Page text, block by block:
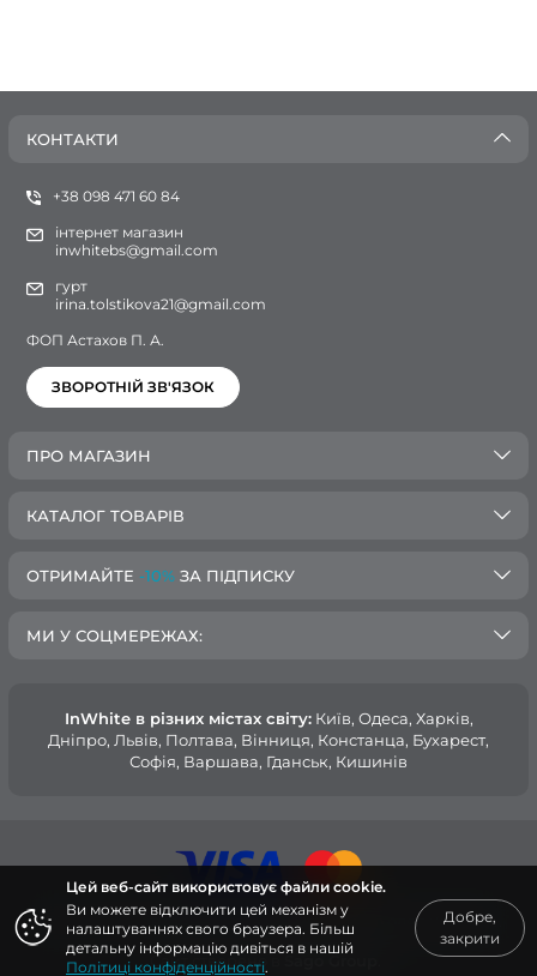
КОНТАКТИ
+38 098 471 60 84
інтернет магазин
inwhitebs@gmail.com
гурт
irina.tolstikova21@gmail.com
ФОП Астахов П. А.
ЗВОРОТНІЙ ЗВ'ЯЗОК
ПРО МАГАЗИН
КАТАЛОГ ТОВАРІВ
ОТРИМАЙТЕ -10% ЗА ПІДПИСКУ
МИ У СОЦМЕРЕЖАХ:
InWhite в різних містах світу:Київ, Одеса, Харків,
Дніпро, Львів, Полтава, Вінниця, Констанца, Бухарест,
Софія, Варшава, Гданськ, Кишинів
© 2015 — 2026, Інтернет-магазин медичного одягу InWhite.
Сайт створено в
Цей веб-сайт використовує файли cookie.
Ви можете відключити цей механізм у
налаштуваннях свого браузера. Більш
детальну інформацію дивіться в нашій
Політиці конфіденційності.
Добре,
закрити